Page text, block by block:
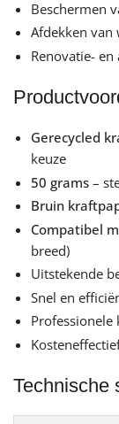
Beschermen
Afdekken van
Renovatie-
Gerecycled
keuze
50 grams –
Bruin
Compatibel
breed)
Uitstekende
Snel en
Technische